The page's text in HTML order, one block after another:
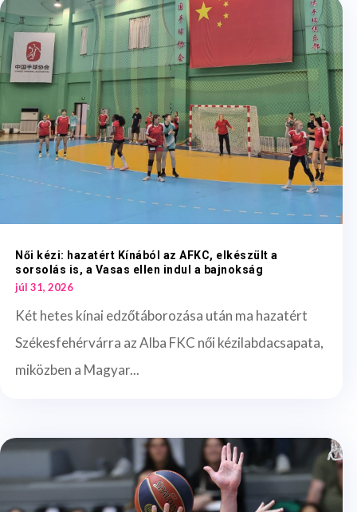
Női kézi: hazatért Kínából az AFKC, elkészült a
sorsolás is, a Vasas ellen indul a bajnokság
júl 31, 2026
Két hetes kínai edzőtáborozása után ma hazatért
Székesfehérvárra az Alba FKC női kézilabdacsapata,
miközben a Magyar...